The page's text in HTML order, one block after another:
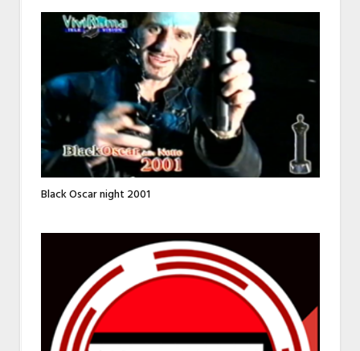
Black Oscar night 2001